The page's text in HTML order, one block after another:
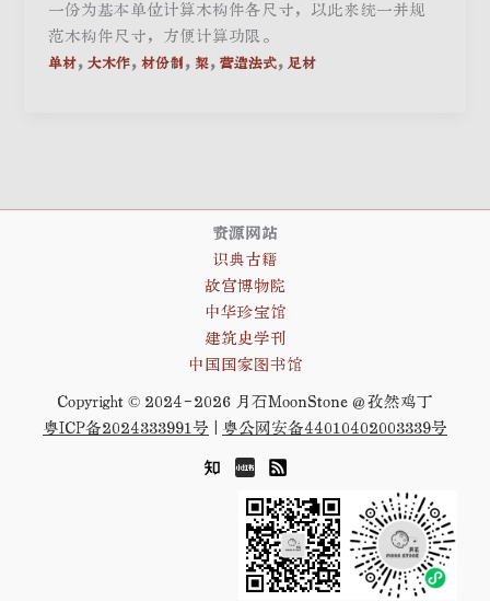
一份为基本单位计算木构件各尺寸，以此来统一并规
范木构件尺寸，方便计算功限。
单材,大木作,材份制 , 栔,营造法式, 足材
资源网站
识典古籍
故宫博物院
中华珍宝馆
建筑史学刊
中国国家图书馆
Copyright © 2024-2026 月石MoonStone @孜然鸡丁
粤ICP备2024333991号
粤公网安备44010402003339号